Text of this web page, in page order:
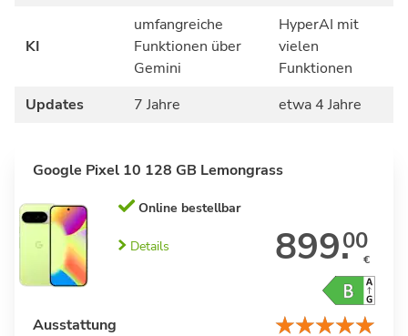
KI
umfangreiche
Funktionen über
Gemini
HyperAI mit
vielen
Funktionen
Updates
7 Jahre etwa 4 Jahre
Google Pixel 10 128 GB Lemongrass
Ausstattung
Online bestellbar
Details 899.00
€